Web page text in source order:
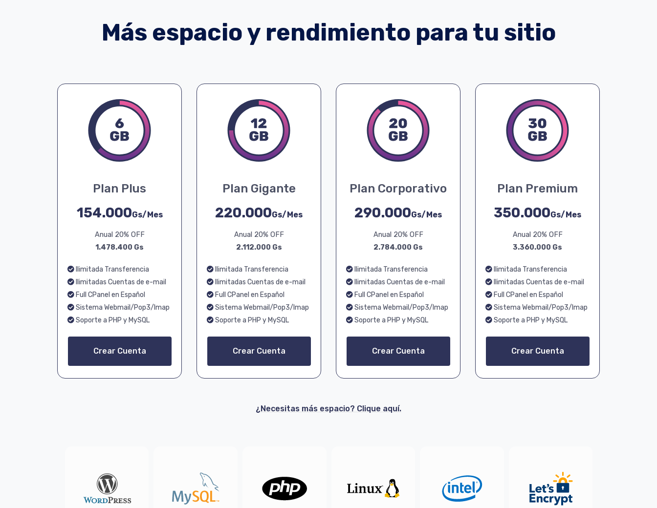
Más espacio y rendimiento para tu sitio
Plan Plus
154.000Gs/Mes
Anual 20% OFF
1.478.400 Gs
Ilimitada Transferencia
Ilimitadas Cuentas de e-mail
Full CPanel en Español
Sistema Webmail/Pop3/Imap
Soporte a PHP y MySQL
Crear Cuenta
Plan Gigante
220.000Gs/Mes
Anual 20% OFF
2.112.000 Gs
Ilimitada Transferencia
Ilimitadas Cuentas de e-mail
Full CPanel en Español
Sistema Webmail/Pop3/Imap
Soporte a PHP y MySQL
Crear Cuenta
Plan Corporativo
290.000Gs/Mes
Anual 20% OFF
2.784.000 Gs
Ilimitada Transferencia
Ilimitadas Cuentas de e-mail
Full CPanel en Español
Sistema Webmail/Pop3/Imap
Soporte a PHP y MySQL
Crear Cuenta
Plan Premium
350.000Gs/Mes
Anual 20% OFF
3.360.000 Gs
Ilimitada Transferencia
Ilimitadas Cuentas de e-mail
Full CPanel en Español
Sistema Webmail/Pop3/Imap
Soporte a PHP y MySQL
Crear Cuenta
¿Necesitas más espacio? Clique aquí.